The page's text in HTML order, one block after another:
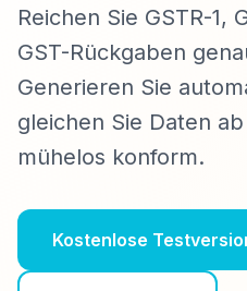
Reichen Sie GSTR-1,
GST-Rückgaben
Generieren Sie
gleichen Sie Daten
mühelos konform.
Kostenlose